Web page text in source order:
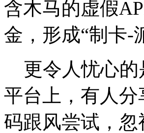
含木马的虚假
金，形成“制卡-
更令人忧心的
平台上，有人分
码跟风尝试，